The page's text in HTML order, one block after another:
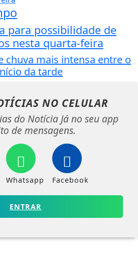
para possibilidade de
nesta quarta-feira
chuva mais intensa entre o
da tarde
NO CELULAR
do Notícia Já no seu app
de mensagens.
Whatsapp Facebook
ENTRAR